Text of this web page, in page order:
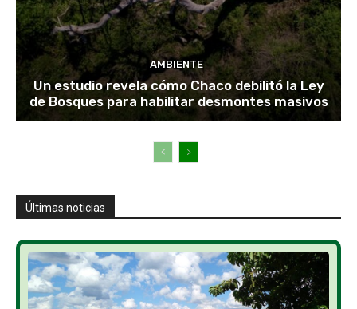
AMBIENTE
Un estudio revela cómo Chaco debilitó la Ley
de Bosques para habilitar desmontes masivos
Últimas noticias